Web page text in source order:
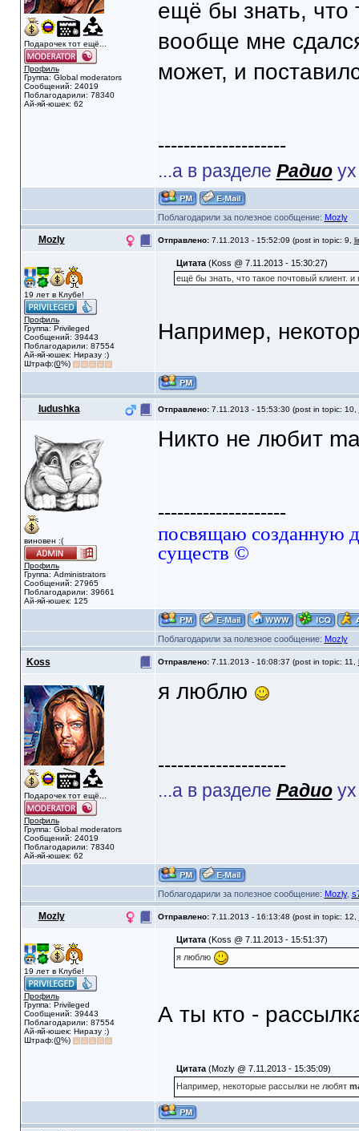
Подарочек тот ещё...
Профиль
Группа: Global moderators
Сообщений: 24019
Поблагодарили: 78340
Ай-яй-юшек: 62
ещё бы знать, что
вообще мне
может, и
--------------------
...а в разделе Радиоух
Поблагодарили за полезное сообщение: Mozly
Mozly Отправлено: 7.11.2013 - 15:52:09 (post in topic: 9,
19 лет в Клубе!
Профиль
Группа: Privileged
Сообщений: 39443
Поблагодарили: 87554
Ай-яй-юшек: Ниразу :)
Штраф:(0%)
Цитата(Koss @ 7.11.2013 - 15:30:27)
ещё бы знать, что такое почтовый клиент.
Например,
Iudushka Отправлено: 7.11.2013 - 15:53:30 (post in topic: 10,
виновен :(
Профиль
Группа: Administrators
Сообщений: 27965
Поблагодарили: 39661
Ай-яй-юшек: 125
Никто не любит
--------------------
посвящаю созданную
существ ©
Поблагодарили за полезное сообщение: Mozly
Koss Отправлено: 7.11.2013 - 16:08:37 (post in topic: 11,
Подарочек тот ещё...
Профиль
Группа: Global moderators
Сообщений: 24019
Поблагодарили: 78340
Ай-яй-юшек: 62
я люблю
--------------------
...а в разделе Радиоух
Поблагодарили за полезное сообщение: Mozly,
Mozly Отправлено: 7.11.2013 - 16:13:48 (post in topic: 12,
19 лет в Клубе!
Профиль
Группа: Privileged
Сообщений: 39443
Поблагодарили: 87554
Ай-яй-юшек: Ниразу :)
Штраф:(0%)
Цитата(Koss @ 7.11.2013 - 15:51:37)
я люблю
А ты кто -
Цитата(Mozly @ 7.11.2013 - 15:35:09)
Например, некоторые рассылки не любят